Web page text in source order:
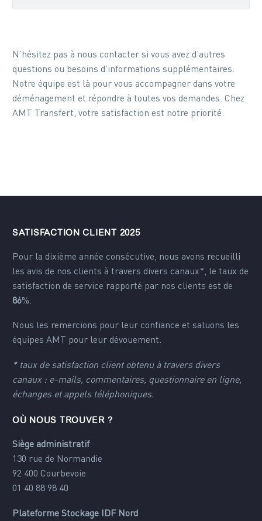
N’hésitez pas à nous contacter si vous avez d’autres
questions ou besoins d’informations supplémentaires.
Notre équipe est là pour vous accompagner dans votre
déménagement et répondre à toutes vos demandes. Chez
AMT Transfert, votre satisfaction est notre priorité.
SATISFACTION CLIENT 2025
Pour la dixième année consécutive, nous avons recueilli
les avis de nos clients à travers divers canaux*, le taux de
satisfaction de service rapporté par nos clients est de
86%.
Nous les remercions pour leur confiance et saluons les
équipes AMT pour leur dévouement.
* taux de satisfaction client obtenu à travers divers
canaux : e-mails, commentaires, questionnaire en ligne,
échanges et appels téléphoniques.
OÙ NOUS TROUVER ?
Siège administratif
130 rue de Normandie
92 400 Courbevoie
01 40 88 98 40
Plateforme Stockage IDF Nord